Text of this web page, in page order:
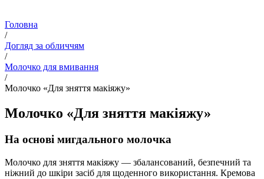
Головна
/
Догляд за обличчям
/
Молочко для вмивання
/
Молочко «Для зняття макіяжу»
Молочко «Для зняття макіяжу»
На основі мигдального молочка
Молочко для зняття макіяжу — збалансований, безпечний та
ніжний до шкіри засіб для щоденного використання. Кремова